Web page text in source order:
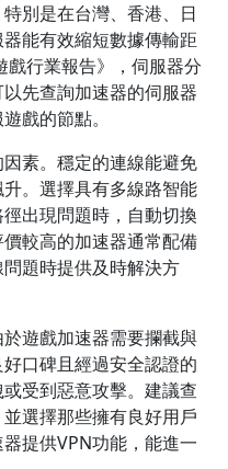
別是在台灣、香港、日
能有效縮短數據傳輸距
行業報告》，伺服器分
先查詢加速器的伺服器
戲的節點。
素。穩定的連線能避免
。選擇具有多線路智能
出現問題時，自動切換
較高的加速器通常配備
題時提供及時解決方
遊戲加速器需要攔截與
口碑且經過安全認證的
受到惡意攻擊。建議查
選擇那些擁有良好用戶
提供VPN功能，能進一